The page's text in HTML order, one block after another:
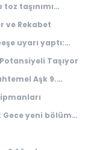
taşınımı
ve Rekabet
uyarı yaptı:
Taşıyor
Aşk 9.
Gece yeni bölüm